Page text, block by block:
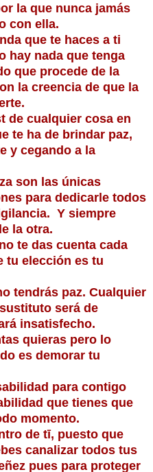
la que nunca jamás
con ella.
que te haces a ti
hay nada que tenga
que procede de la
la creencia de que la
de cualquier cosa en
te ha de brindar paz,
y cegando a la
son las únicas
para dedicarle todos
Y siempre
la otra.
te das cuenta cada
tu elección es tu
tendrás paz. Cualquier
será de
insatisfecho.
quieras pero lo
es demorar tu
para contigo
que tienes que
momento.
de tī, puesto que
canalizar todos tus
pues para proteger